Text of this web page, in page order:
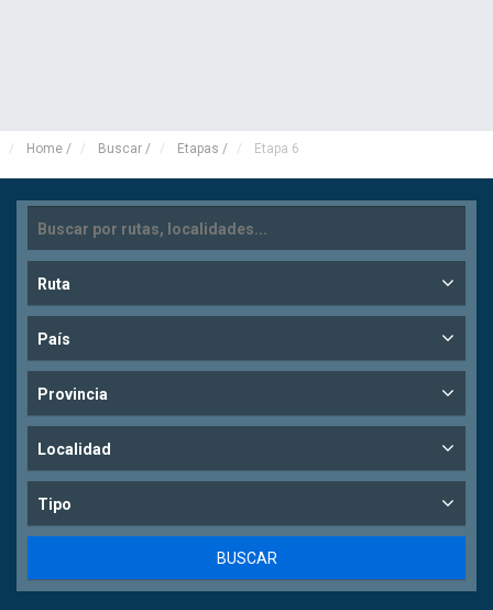
Home / Buscar / Etapas / Etapa 6
Ruta
País
Provincia
Localidad
Tipo